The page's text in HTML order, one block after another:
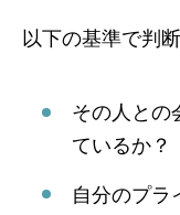
以下の基準で判
その人との
ているか？
自分のプラ